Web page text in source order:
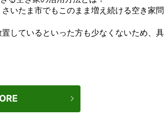
いたま市でもこのまま増え続ける空き家
しているといった方も少なくないため、